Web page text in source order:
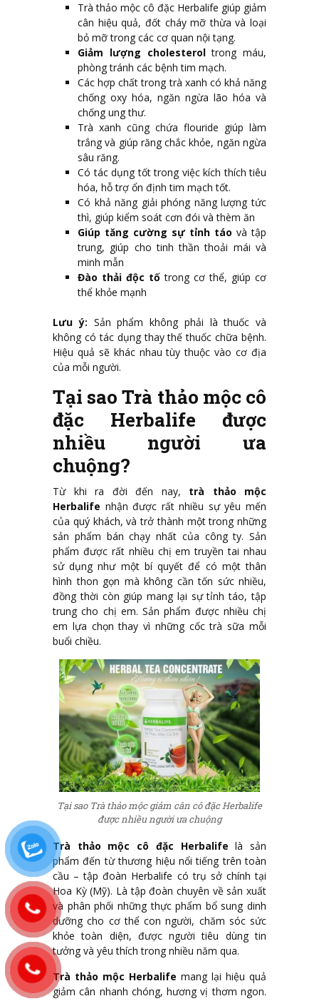
Trà thảo mộc cô đặc Herbalife giúp giảm
cân hiệu quả, đốt cháy mỡ thừa và loại
bỏ mỡ trong các cơ quan nội tạng.
Giảm lượng cholesteroltrong máu,
phòng tránh các bệnh tim mạch.
Các hợp chất trong trà xanh có khả năng
chống oxy hóa, ngăn ngừa lão hóa và
chống ung thư.
Trà xanh cũng chứa flouride giúp làm
trắng và giúp răng chắc khỏe, ngăn ngừa
sâu răng.
Có tác dụng tốt trong việc kích thích tiêu
hóa, hỗ trợ ổn định tim mạch tốt.
Có khả năng giải phóng năng lượng tức
thì, giúp kiểm soát cơn đói và thèm ăn
Giúp tăng cường sự tỉnh táo và tập
trung, giúp cho tinh thần thoải mái và
minh mẫn
Đào thải độc tố trong cơ thể, giúp cơ
thể khỏe mạnh
Lưu ý: Sản phẩm không phải là thuốc và
không có tác dụng thay thế thuốc chữa bệnh.
Hiệu quả sẽ khác nhau tùy thuộc vào cơ địa
của mỗi người.
Tại sao Trà thảo mộc cô
đặc Herbalife được
nhiều người ưa
chuộng?
Từ khi ra đời đến nay, trà thảo mộc
Herbalife nhận được rất nhiều sự yêu mến
của quý khách, và trở thành một trong những
sản phẩm bán chạy nhất của công ty. Sản
phẩm được rất nhiều chị em truyền tai nhau
sử dụng như một bí quyết để có một thân
hình thon gọn mà không cần tốn sức nhiều,
đồng thời còn giúp mang lại sự tỉnh táo, tập
trung cho chị em. Sản phẩm được nhiều chị
em lựa chọn thay vì những cốc trà sữa mỗi
buổi chiều.
Tại sao Trà thảo mộc giảm cân cô đặc Herbalife
được nhiều người ưa chuộng
Trà thảo mộc cô đặc Herbalife là sản
phẩm đến từ thương hiệu nổi tiếng trên toàn
cầu – tập đoàn Herbalife có trụ sở chính tại
Hoa Kỳ (Mỹ). Là tập đoàn chuyên về sản xuất
và phân phối những thực phẩm bổ sung dinh
dưỡng cho cơ thể con người, chăm sóc sức
khỏe toàn diện, được người tiêu dùng tin
tưởng và yêu thích trong nhiều năm qua.
Trà thảo mộc Herbalife mang lại hiệu quả
giảm cân nhanh chóng, hương vị thơm ngon.